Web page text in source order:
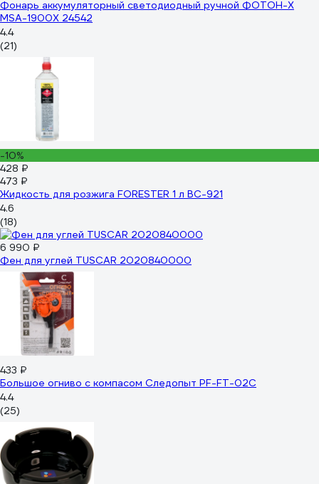
Фонарь аккумуляторный светодиодный ручной ФОТОН-Х
MSA-1900X 24542
4.4
(21)
-10%
428 ₽
473 ₽
Жидкость для розжига FORESTER 1 л BC-921
4.6
(18)
6 990 ₽
Фен для углей TUSCAR 2020840000
433 ₽
Большое огниво с компасом Следопыт PF-FT-02С
4.4
(25)